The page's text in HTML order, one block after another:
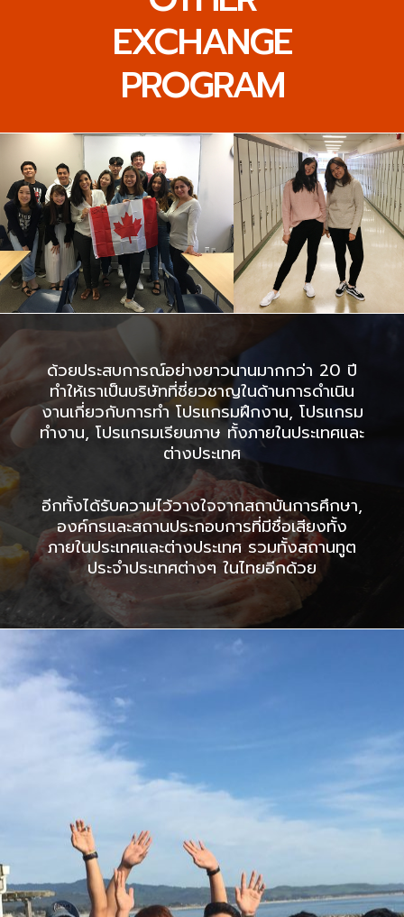
EXCHANGE
PROGRAM
ด้วยประสบการณ์อย่างยาวนานมากกว่า 20 ปี
ทำให้เราเป็นบริษัทที่ชี่ยวชาญในด้านการดำเนิน
งานเกี่ยวกับการทำ โปรแกรมฝึกงาน, โปรแกรม
ทำงาน, โปรแกรมเรียนภาษ ทั้งภายในประเทศและ
ต่างประเทศ
อีกทั้งได้รับความไว้วางใจจากสถาบันการศึกษา,
องค์กรและสถานประกอบการที่มีชื่อเสียงทั้ง
ภายในประเทศและต่างประเทศ รวมทั้งสถานทูต
ประจำประเทศต่างๆ ในไทยอีกด้วย